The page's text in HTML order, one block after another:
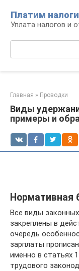
контенту
Платим налоги
Уплата налогов и
Главная » Проводки
Виды
примеры и
Нормативная
Все виды
закреплены в
очередь
зарплаты
именно в статьях
трудового